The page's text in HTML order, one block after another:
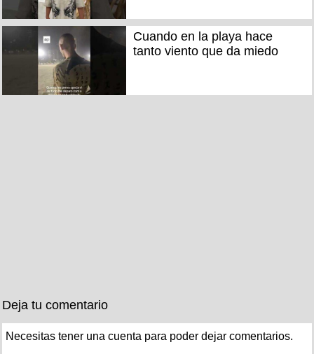
Cuando en la playa hace
tanto viento que da miedo
Deja tu comentario
Necesitas tener una cuenta para poder dejar comentarios.